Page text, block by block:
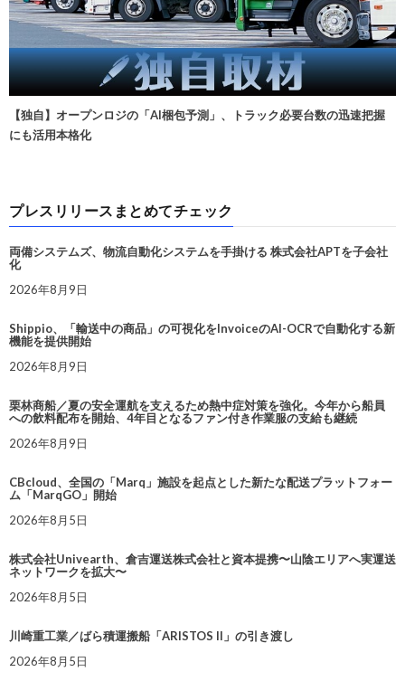
【独自】オープンロジの「AI梱包予測」、トラック必要台数の迅速把握
にも活用本格化
プレスリリースまとめてチェック
両備システムズ、物流自動化システムを手掛ける 株式会社APTを子会社
化
2026年8月9日
Shippio、「輸送中の商品」の可視化をInvoiceのAI-OCRで自動化する新
機能を提供開始
2026年8月9日
栗林商船／夏の安全運航を支えるため熱中症対策を強化。今年から船員
への飲料配布を開始、4年目となるファン付き作業服の支給も継続
2026年8月9日
CBcloud、全国の「Marq」施設を起点とした新たな配送プラットフォー
ム「MarqGO」開始
2026年8月5日
株式会社Univearth、倉吉運送株式会社と資本提携〜山陰エリアへ実運送
ネットワークを拡大〜
2026年8月5日
川崎重工業／ばら積運搬船「ARISTOS II」の引き渡し
2026年8月5日